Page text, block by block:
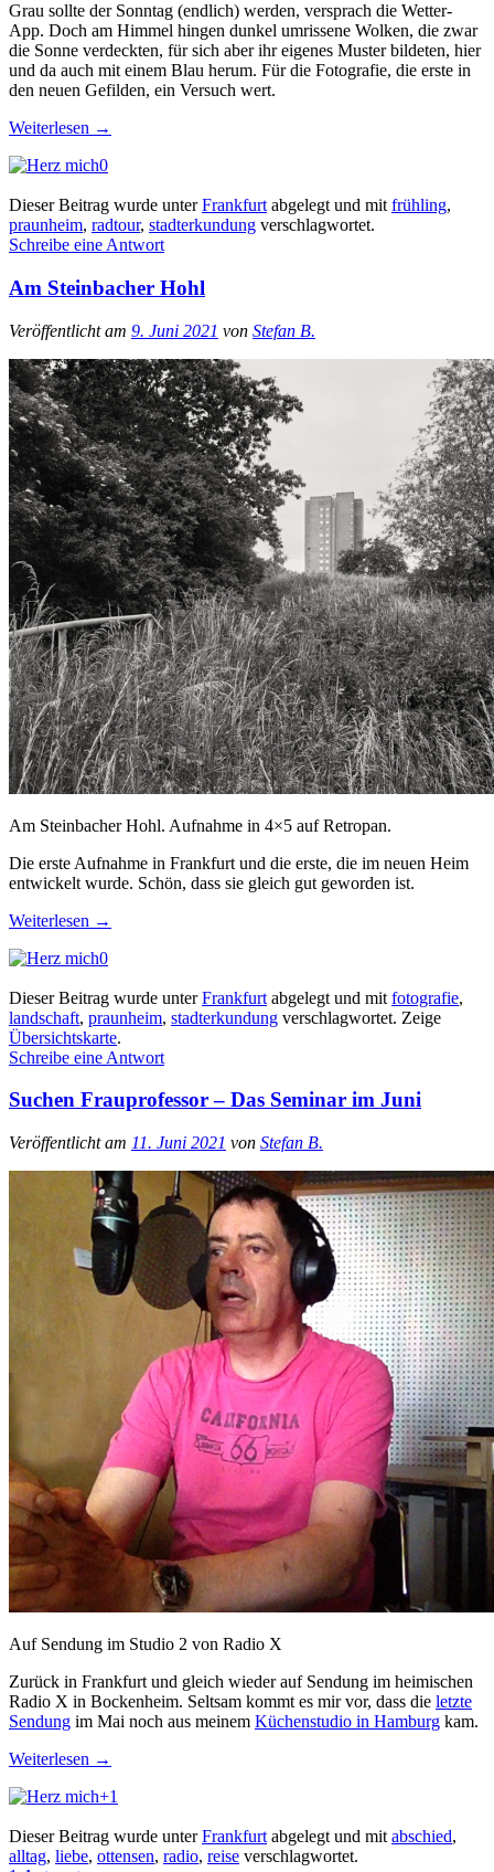
Grau sollte der Sonntag (endlich) werden, versprach die Wetter-
App. Doch am Himmel hingen dunkel umrissene Wolken, die zwar
die Sonne verdeckten, für sich aber ihr eigenes Muster bildeten, hier
und da auch mit einem Blau herum. Für die Fotografie, die erste in
den neuen Gefilden, ein Versuch wert.
Weiterlesen →
0
Dieser Beitrag wurde unterFrankfurt abgelegt und mit frühling,
praunheim, radtour, stadterkundung verschlagwortet.
Schreibe eine Antwort
Am Steinbacher Hohl
Veröffentlicht am 9. Juni 2021 von Stefan B.
Am Steinbacher Hohl. Aufnahme in 4×5 auf Retropan.
Die erste Aufnahme in Frankfurt und die erste, die im neuen Heim
entwickelt wurde. Schön, dass sie gleich gut geworden ist.
Weiterlesen →
0
Dieser Beitrag wurde unterFrankfurt abgelegt und mit fotografie,
landschaft, praunheim, stadterkundung verschlagwortet. Zeige
Übersichtskarte.
Schreibe eine Antwort
Suchen Frauprofessor – Das Seminar im Juni
Veröffentlicht am 11. Juni 2021 von Stefan B.
Auf Sendung im Studio 2 von Radio X
Zurück in Frankfurt und gleich wieder auf Sendung im heimischen
Radio X in Bockenheim. Seltsam kommt es mir vor, dass die letzte
Sendung im Mai noch aus meinem Küchenstudio in Hamburg kam.
Weiterlesen →
+1
Dieser Beitrag wurde unterFrankfurt abgelegt und mit abschied,
alltag, liebe, ottensen, radio, reise verschlagwortet.